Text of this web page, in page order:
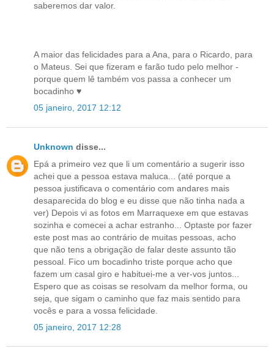
saberemos dar valor.
A maior das felicidades para a Ana, para o Ricardo, para
o Mateus. Sei que fizeram e farão tudo pelo melhor -
porque quem lê também vos passa a conhecer um
bocadinho ♥
05 janeiro, 2017 12:12
Unknown disse...
Epá a primeiro vez que li um comentário a sugerir isso
achei que a pessoa estava maluca... (até porque a
pessoa justificava o comentário com andares mais
desaparecida do blog e eu disse que não tinha nada a
ver) Depois vi as fotos em Marraquexe em que estavas
sozinha e comecei a achar estranho... Optaste por fazer
este post mas ao contrário de muitas pessoas, acho
que não tens a obrigação de falar deste assunto tão
pessoal. Fico um bocadinho triste porque acho que
fazem um casal giro e habituei-me a ver-vos juntos...
Espero que as coisas se resolvam da melhor forma, ou
seja, que sigam o caminho que faz mais sentido para
vocês e para a vossa felicidade.
05 janeiro, 2017 12:28